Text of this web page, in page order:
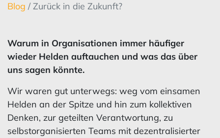
Blog / Zurück in die Zukunft?
Warum in Organisationen immer häufiger
wieder Helden auftauchen und was das über
uns sagen könnte.
Wir waren gut unterwegs: weg vom einsamen
Helden an der Spitze und hin zum kollektiven
Denken, zur geteilten Verantwortung, zu
selbstorganisierten Teams mit dezentralisierter